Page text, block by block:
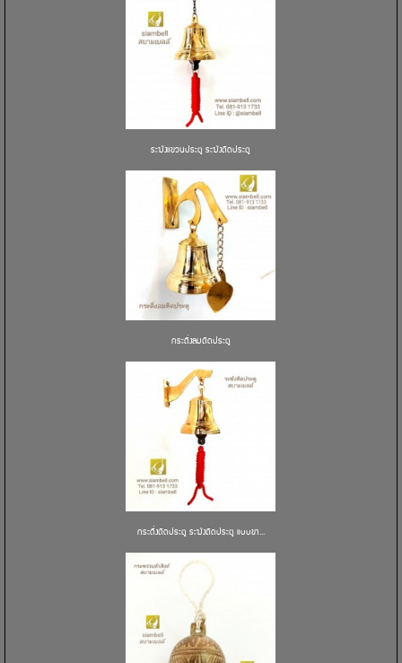
ระฆังแขวนประตู ระฆังติดประตู
กระดิ่งลมติดประตู
กระดิ่งติดประตู ระฆังติดประตู แบบขา...